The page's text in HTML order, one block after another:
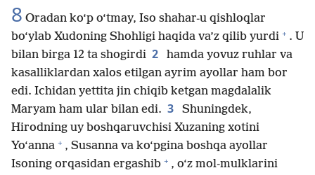
8 Oradan ko‘p o‘tmay, Iso shahar-u qishloqlar
bo‘ylab Xudoning Shohligi haqida va’z qilib yurdi + . U
bilan birga 12 ta shogirdi 2
hamda yovuz ruhlar va
kasalliklardan xalos etilgan ayrim ayollar ham bor
edi. Ichidan yettita jin chiqib ketgan magdalalik
Maryam ham ular bilan edi. 3
Shuningdek,
Hirodning uy boshqaruvchisi Xuzaning xotini
Yo‘anna + , Susanna va ko‘pgina boshqa ayollar
Isoning orqasidan ergashib + , o‘z mol-mulklarini